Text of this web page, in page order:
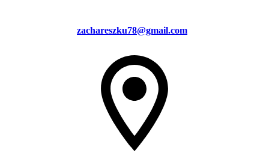
zachareszku78@gmail.com